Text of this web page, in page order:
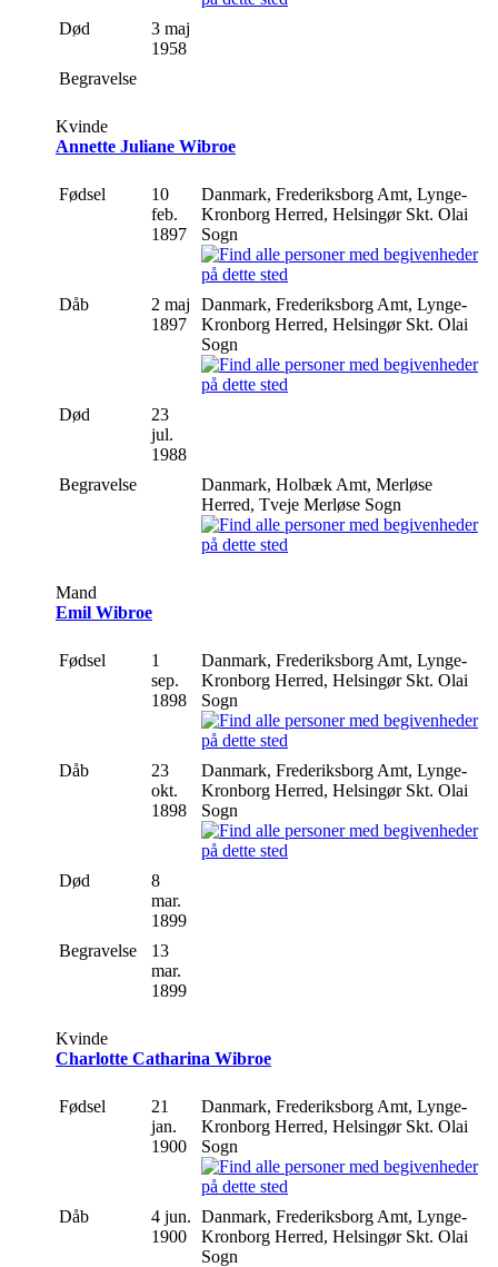
Død
3 maj
1958
Begravelse
Kvinde
Annette Juliane Wibroe
Fødsel
10
feb.
1897
Danmark, Frederiksborg Amt, Lynge-
Kronborg Herred, Helsingør Skt. Olai
Sogn
Dåb
2 maj
1897
Danmark, Frederiksborg Amt, Lynge-
Kronborg Herred, Helsingør Skt. Olai
Sogn
Død
23
jul.
1988
Begravelse
Danmark, Holbæk Amt, Merløse
Herred, Tveje Merløse Sogn
Mand
Emil Wibroe
Fødsel
1
sep.
1898
Danmark, Frederiksborg Amt, Lynge-
Kronborg Herred, Helsingør Skt. Olai
Sogn
Dåb
23
okt.
1898
Danmark, Frederiksborg Amt, Lynge-
Kronborg Herred, Helsingør Skt. Olai
Sogn
Død
8
mar.
1899
Begravelse
13
mar.
1899
Kvinde
Charlotte Catharina Wibroe
Fødsel
21
jan.
1900
Danmark, Frederiksborg Amt, Lynge-
Kronborg Herred, Helsingør Skt. Olai
Sogn
Dåb
4 jun.
1900
Danmark, Frederiksborg Amt, Lynge-
Kronborg Herred, Helsingør Skt. Olai
Sogn